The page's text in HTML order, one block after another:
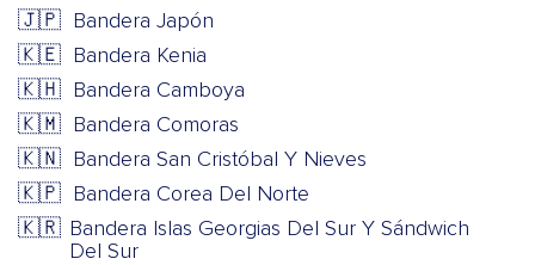
🇯🇵 Bandera Japón
🇰🇪 Bandera Kenia
🇰🇭 Bandera Camboya
🇰🇲 Bandera Comoras
🇰🇳 Bandera San Cristóbal Y Nieves
🇰🇵 Bandera Corea Del Norte
🇰🇷 Bandera Islas Georgias Del Sur Y Sándwich
Del Sur